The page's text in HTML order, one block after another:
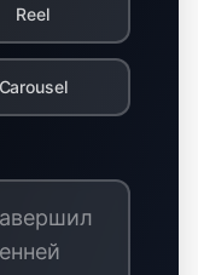
Reel
Carousel